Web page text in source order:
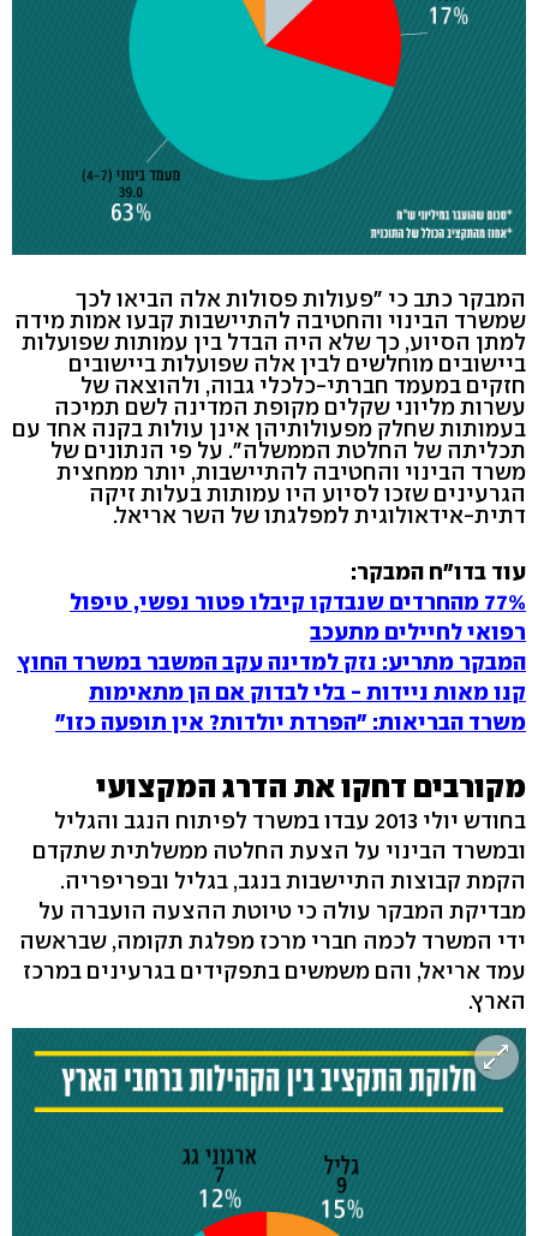
המבקר כתב כי "פעולות פסולות אלה הביאו לכך
שמשרד הבינוי והחטיבה להתיישבות קבעו אמות מידה
למתן הסיוע, כך שלא היה הבדל בין עמותות שפועלות
ביישובים מוחלשים לבין אלה שפועלות ביישובים
חזקים במעמד חברתי-כלכלי גבוה, ולהוצאה של
עשרות מליוני שקלים מקופת המדינה לשם תמיכה
בעמותות שחלק מפעולותיהן אינן עולות בקנה אחד עם
תכליתה של החלטת הממשלה". על פי הנתונים של
משרד הבינוי והחטיבה להתיישבות, יותר ממחצית
הגרעינים שזכו לסיוע היו עמותות בעלות זיקה
דתית-אידאולוגית למפלגתו של השר אריאל.
עוד בדו"ח המבקר:
77% מהחרדים שנבדקו קיבלו פטור נפשי, טיפול
רפואי לחיילים מתעכב
המבקר מתריע: נזק למדינה עקב המשבר במשרד החוץ
קנו מאות ניידות - בלי לבדוק אם הן מתאימות
משרד הבריאות: "הפרדת יולדות? אין תופעה כזו"
מקורבים דחקו את הדרג המקצועי
בחודש יולי 2013 עבדו במשרד לפיתוח הנגב והגליל
ובמשרד הבינוי על הצעת החלטה ממשלתית שתקדם
הקמת קבוצות התיישבות בנגב, בגליל ובפריפריה.
מבדיקת המבקר עולה כי טיוטת ההצעה הועברה על
ידי המשרד לכמה חברי מרכז מפלגת תקומה, שבראשה
עמד אריאל, והם משמשים בתפקידים בגרעינים במרכז
הארץ.